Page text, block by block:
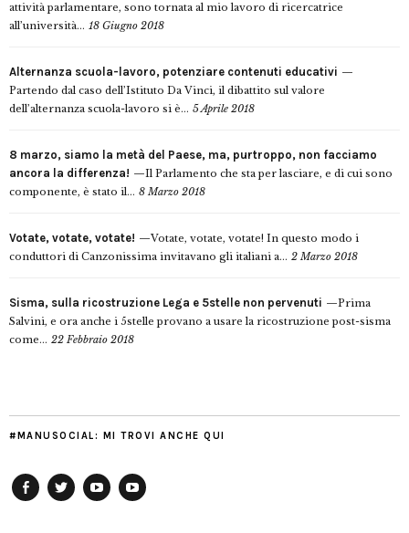
attività parlamentare, sono tornata al mio lavoro di ricercatrice
all’università... 18 Giugno 2018
Alternanza scuola-lavoro, potenziare contenuti educativi
Partendo dal caso dell’Istituto Da Vinci, il dibattito sul valore
dell’alternanza scuola-lavoro si è... 5 Aprile 2018
8 marzo, siamo la metà del Paese, ma, purtroppo, non facciamo
ancora la differenza!
Il Parlamento che sta per lasciare, e di cui sono
componente, è stato il... 8 Marzo 2018
Votate, votate, votate!
Votate, votate, votate! In questo modo i
conduttori di Canzonissima invitavano gli italiani a... 2 Marzo 2018
Sisma, sulla ricostruzione Lega e 5stelle non pervenuti
Prima
Salvini, e ora anche i 5stelle provano a usare la ricostruzione post-sisma
come... 22 Febbraio 2018
#MANUSOCIAL: MI TROVI ANCHE QUI